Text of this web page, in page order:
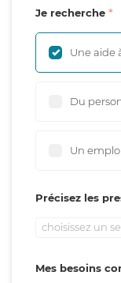
Je recherche
Une aide
Du
Un
Précisez les
choisissez un
Mes besoins